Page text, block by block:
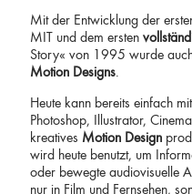
Mit der Entwicklung der
MIT und dem ersten
Story« von 1995 wurde
Motion Designs.
Heute kann bereits einfach mit
Photoshop, Illustrator,
kreatives Motion Design
wird heute benutzt, um
oder bewegte audiovisuelle
nur in Film und Fernsehen,